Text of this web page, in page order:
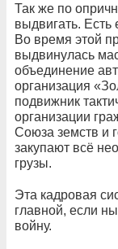
Так же по
выдвигать.
Во время этой
выдвинулась
объединение
организация
подвижник
организации
Союза земств и
закупают всё
грузы.
Эта кадровая
главной, если
войну.